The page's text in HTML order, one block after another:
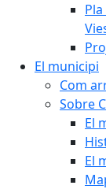
El municipi
Com
Sobre
El
El